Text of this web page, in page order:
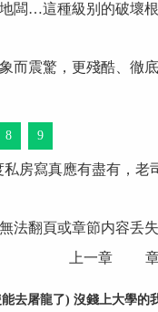
闆…這種級别的破壞
而震驚，更殘酷、徹
8 9
房寫真應有盡有，老
法翻頁或章節内容丢失
上一章
去屠龍了) 沒錢上大學的